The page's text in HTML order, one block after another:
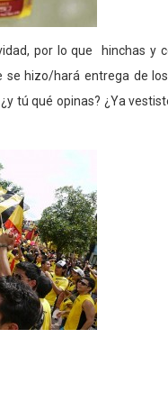
por lo que hinchas y
hizo/hará entrega de
tú qué opinas? ¿Ya